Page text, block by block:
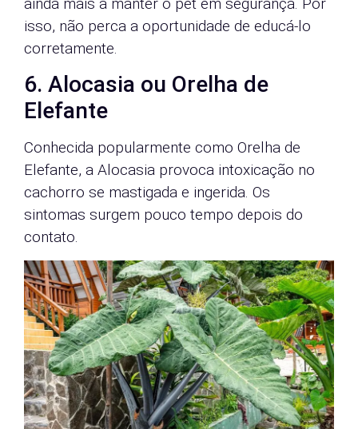
isso, não perca a oportunidade de educá-lo
corretamente.
6. Alocasia ou Orelha de
Elefante
Conhecida popularmente como Orelha de
Elefante, a Alocasia provoca intoxicação no
cachorro se mastigada e ingerida. Os
sintomas surgem pouco tempo depois do
contato.